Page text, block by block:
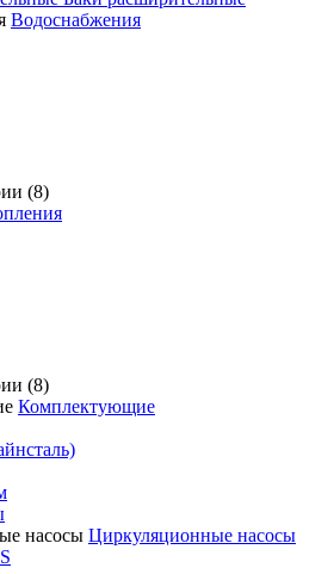
Водоснабжения
(8)
(8)
Комплектующие
Циркуляционные насосы